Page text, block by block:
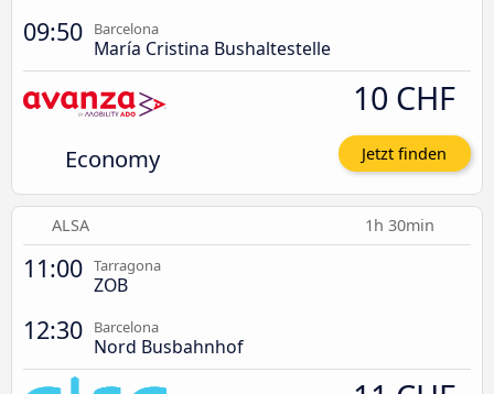
09:50 Barcelona
María Cristina Bushaltestelle
Economy
10 CHF
Jetzt finden
ALSA 1h 30min
11:00 Tarragona
ZOB
12:30 Barcelona
Nord Busbahnhof